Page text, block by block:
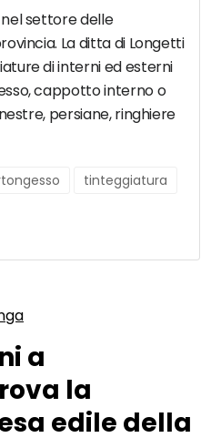
settore delle
La ditta di Longetti
di interni ed esterni
cappotto interno o
persiane, ringhiere
tinteggiatura
a
la
edile della